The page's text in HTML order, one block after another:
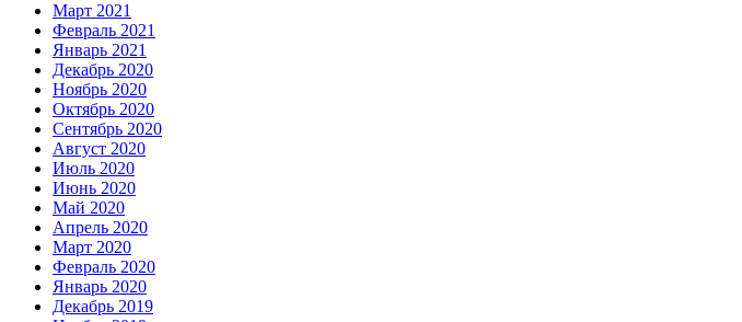
Март 2021
Февраль 2021
Январь 2021
Декабрь 2020
Ноябрь 2020
Октябрь 2020
Сентябрь 2020
Август 2020
Июль 2020
Июнь 2020
Май 2020
Апрель 2020
Март 2020
Февраль 2020
Январь 2020
Декабрь 2019